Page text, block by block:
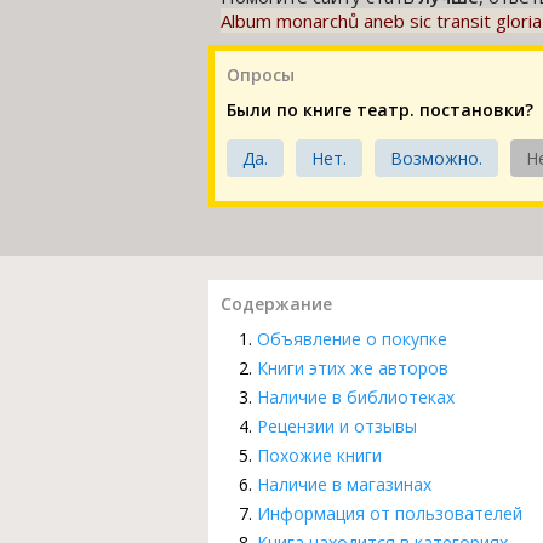
Album monarchů aneb sic transit
Опросы
Были по книге театр. постановки?
Да. Нет. Возможно.
Содержание
Объявление о покупке
Книги этих же авторов
Наличие в библиотеках
Рецензии и отзывы
Похожие книги
Наличие в магазинах
Информация от пользователей